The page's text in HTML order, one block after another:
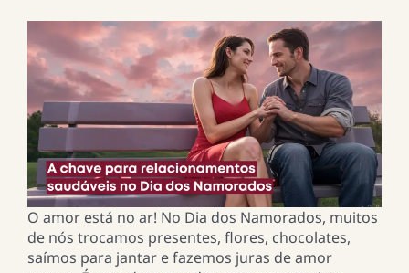
O amor está no ar! No Dia dos Namorados, muitos
de nós trocamos presentes, flores, chocolates,
saímos para jantar e fazemos juras de amor